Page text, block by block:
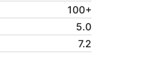
100+
5.0
7.2